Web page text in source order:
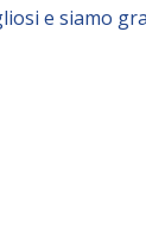
e siamo